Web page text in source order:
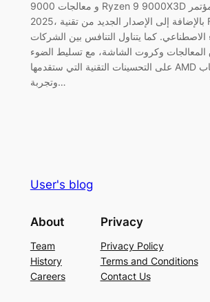
9000 و معالجات Ryzen 9 9000X3D في مؤتمر CES
2025، بالإضافة إلى الإصدار الجديد من تقنية FSR 4 المعتمدة
الاصطناعي. كما يتناول التنافس بين الشركات
وكروت الشاشة، مع تسليط الضوء
على التحسينات التقنية التي ستقدمها AMD لتحسين أداء الألعاب
وتجربة…
User's blog
About
Team
History
Careers
Privacy
Privacy Policy
Terms and Conditions
Contact Us